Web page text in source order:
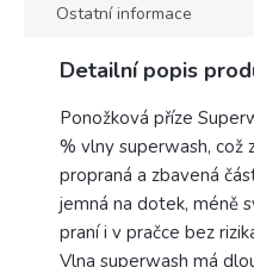
Ostatní informace
Detailní popis
Ponožková příze
% vlny superwash, což
propraná a zbavená
jemná na dotek, méně
praní i v pračce bez
Vlna superwash má